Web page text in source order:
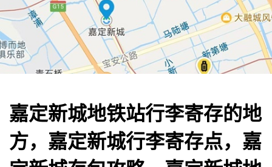
嘉定新城地铁站行李寄存的地
方，嘉定新城行李寄存点，嘉